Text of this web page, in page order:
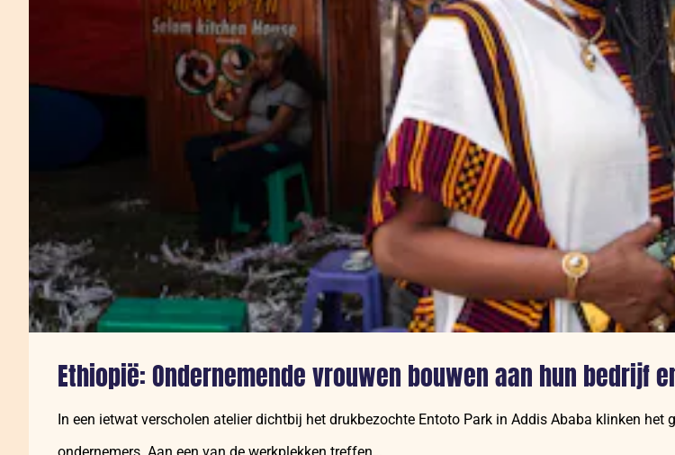
Ethiopië: Ondernemende vrouwen bouwen aan hun bedrijf
In een ietwat verscholen atelier dichtbij het drukbezochte Entoto Park in Addis Ababa klinken